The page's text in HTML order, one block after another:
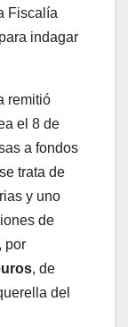
Fiscalía
indagar
remitió
el 8 de
a fondos
trata de
y uno
de
por
, de
del